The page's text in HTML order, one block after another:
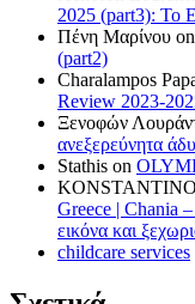
2025 (part3): Το
Πένη Μαρίνου on
(part2)
Charalampos
Review 2023-
Ξενοφών
ανεξερεύνητα
Stathis on
Greece | Chania
εικόνα και
childcare services